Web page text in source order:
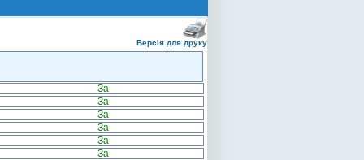
Версія для друку
За
За
За
За
За
За